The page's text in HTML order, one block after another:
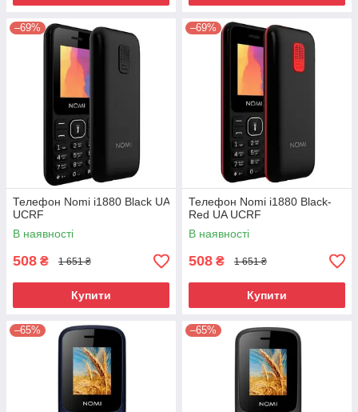
–69%
Телефон Nomi i1880 Black UA
UCRF
В наявності
508 ₴ 1 651 ₴
Купити
–69%
Телефон Nomi i1880 Black-
Red UA UCRF
В наявності
508 ₴ 1 651 ₴
Купити
–65% –65%